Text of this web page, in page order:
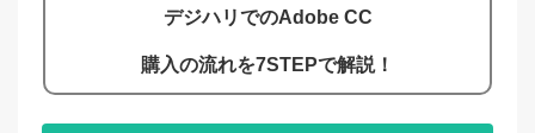
デジハリでのAdobe CC
購入の流れを7STEPで解説！